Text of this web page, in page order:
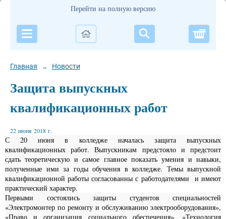
Перейти на полную версию
Главная → Новости
Защита выпускных
квалификационных работ
22 июня 2018 г.
С 20 июня в колледже началась защита выпускных
квалификационных работ. Выпускникам предстояло и предстоит
сдать теоретическую и самое главное показать умения и навыки,
полученные ими за годы обучения в колледже. Темы выпускной
квалификационной работы согласованны с работодателями и имеют
практический характер.
Первыми состоялись защиты студентов специальностей
«Электромонтер по ремонту и обслуживанию электрооборудования»,
«Право и организация социального обеспечения», «Технология